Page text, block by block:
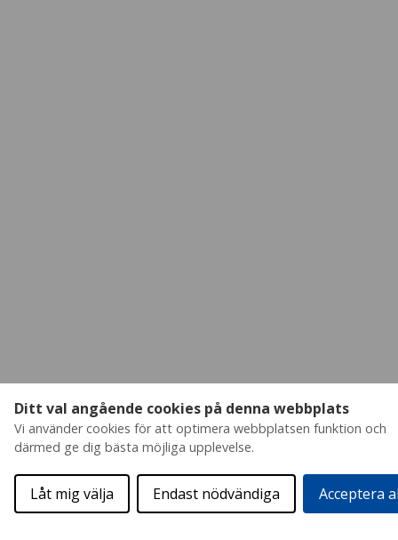
Ditt val angående cookies på denna webbplats
Vi använder cookies för att optimera webbplatsen funktion och
därmed ge dig bästa möjliga upplevelse.
Acceptera
Endast nödvändiga
Låt mig välja